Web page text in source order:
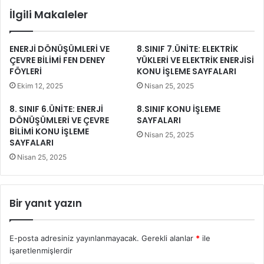
İlgili Makaleler
ENERJİ DÖNÜŞÜMLERİ VE
ÇEVRE BİLİMİ FEN DENEY
FÖYLERİ
Ekim 12, 2025
8.SINIF 7.ÜNİTE: ELEKTRİK
YÜKLERİ VE ELEKTRİK ENERJİSİ
KONU İŞLEME SAYFALARI
Nisan 25, 2025
8. SINIF 6.ÜNİTE: ENERJİ
DÖNÜŞÜMLERİ VE ÇEVRE
BİLİMİ KONU İŞLEME
SAYFALARI
Nisan 25, 2025
8.SINIF KONU İŞLEME
SAYFALARI
Nisan 25, 2025
Bir yanıt yazın
E-posta adresiniz yayınlanmayacak. Gerekli alanlar * ile
işaretlenmişlerdir